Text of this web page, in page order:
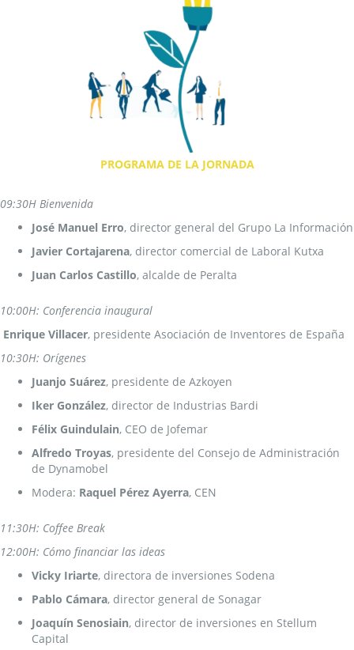
PROGRAMA DE LA JORNADA
09:30H Bienvenida
José Manuel Erro, director general del Grupo La Información
Javier Cortajarena, director comercial de Laboral Kutxa
Juan Carlos Castillo, alcalde de Peralta
10:00H: Conferencia inaugural
Enrique Villacer, presidente Asociación de Inventores de España
10:30H: Orígenes
Juanjo Suárez, presidente de Azkoyen
Iker González, director de Industrias Bardi
Félix Guindulain, CEO de Jofemar
Alfredo Troyas, presidente del Consejo de Administración
de Dynamobel
Modera: Raquel Pérez Ayerra, CEN
11:30H: Coffee Break
12:00H: Cómo financiar las ideas
Vicky Iriarte, directora de inversiones Sodena
Pablo Cámara, director general de Sonagar
Joaquín Senosiain, director de inversiones en Stellum
Capital